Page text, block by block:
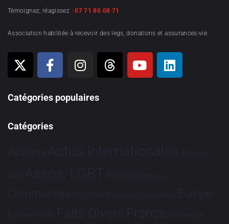
Témoignez, réagissez :07 71 80 08 71
Association habilitée à recevoir des legs, donations et assurances-vie
Catégories populaires
Catégories
Actions Actus Internationales Afrique
Asie Assos. LGBT Bioéthique Brève
Communiqués Culture Dialogues France-Brésil Europe
Evénements Faits Divers France Hommage